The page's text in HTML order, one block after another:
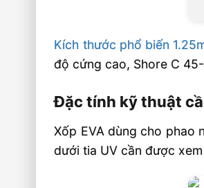
Tấm EVA có phù
Nên chọn độ dày
Âu Lạc có cung
không?
Video: Tấm EVA
Sản Hiệu Quả
Sản phẩm đề xuất
Kích thước phổ biến
độ cứng cao, Shore C
Đặc tính kỹ thuật
Xốp EVA dùng cho phao
dưới tia UV cần được